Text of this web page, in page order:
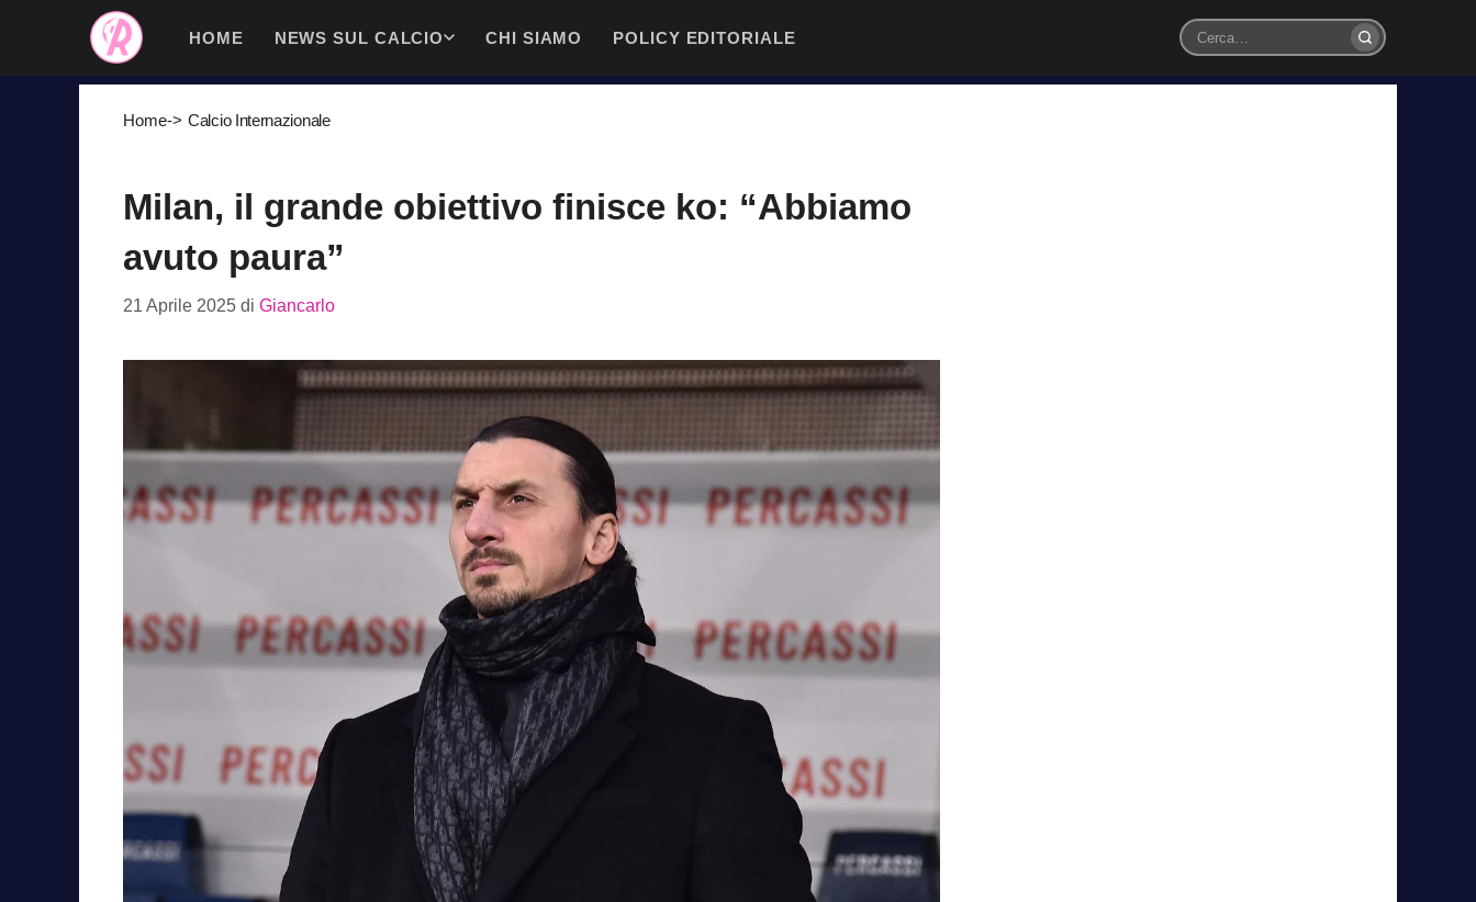
contenuto
HOME NEWS SUL CALCIO CHI SIAMO POLICY EDITORIALE
Cerca
Home-> Calcio Internazionale
Milan, il grande obiettivo finisce ko: “Abbiamo
avuto paura”
21 Aprile 2025 di Giancarlo